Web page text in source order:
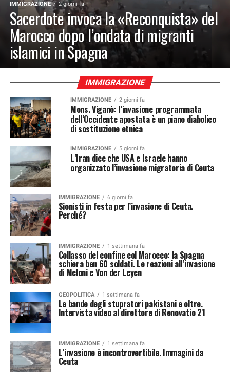
IMMIGRAZIONE 2 giorni fa
Sacerdote invoca la «Reconquista» del
Marocco dopo l’ondata di migranti
islamici in Spagna
IMMIGRAZIONE
IMMIGRAZIONE 2 giorni fa
Mons. Viganò: l’invasione programmata
dell’Occidente apostata è un piano diabolico
di sostituzione etnica
IMMIGRAZIONE 5 giorni fa
L’Iran dice che USA e Israele hanno
organizzato l’invasione migratoria di Ceuta
IMMIGRAZIONE 6 giorni fa
Sionisti in festa per l’invasione di Ceuta.
Perché?
IMMIGRAZIONE 1 settimana fa
Collasso del confine col Marocco: la Spagna
schiera ben 60 soldati. Le reazioni all’invasione
di Meloni e Von der Leyen
GEOPOLITICA 1 settimana fa
Le bande degli stupratori pakistani e oltre.
Intervista video al direttore di Renovatio 21
IMMIGRAZIONE 1 settimana fa
L’invasione è incontrovertibile. Immagini da
Ceuta